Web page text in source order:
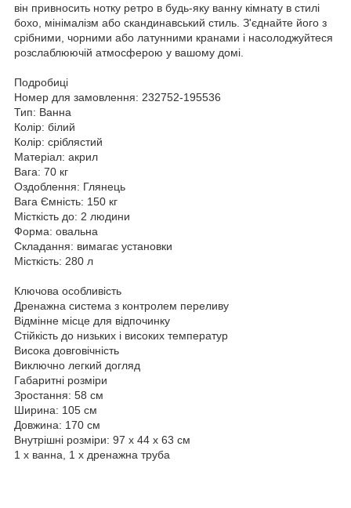
він привносить нотку ретро в будь-яку ванну кімнату в стилі
бохо, мінімалізм або скандинавський стиль. З'єднайте його з
срібними, чорними або латунними кранами і насолоджуйтеся
розслаблюючій атмосферою у вашому домі.
Подробиці
Номер для замовлення: 232752-195536
Тип: Ванна
Колір: білий
Колір: сріблястий
Матеріал: акрил
Вага: 70 кг
Оздоблення: Глянець
Вага Ємність: 150 кг
Місткість до: 2 людини
Форма: овальна
Складання: вимагає установки
Місткість: 280 л
Ключова особливість
Дренажна система з контролем переливу
Відмінне місце для відпочинку
Стійкість до низьких і високих температур
Висока довговічність
Виключно легкий догляд
Габаритні розміри
Зростання: 58 см
Ширина: 105 см
Довжина: 170 см
Внутрішні розміри: 97 х 44 х 63 см
1 х ванна, 1 х дренажна труба